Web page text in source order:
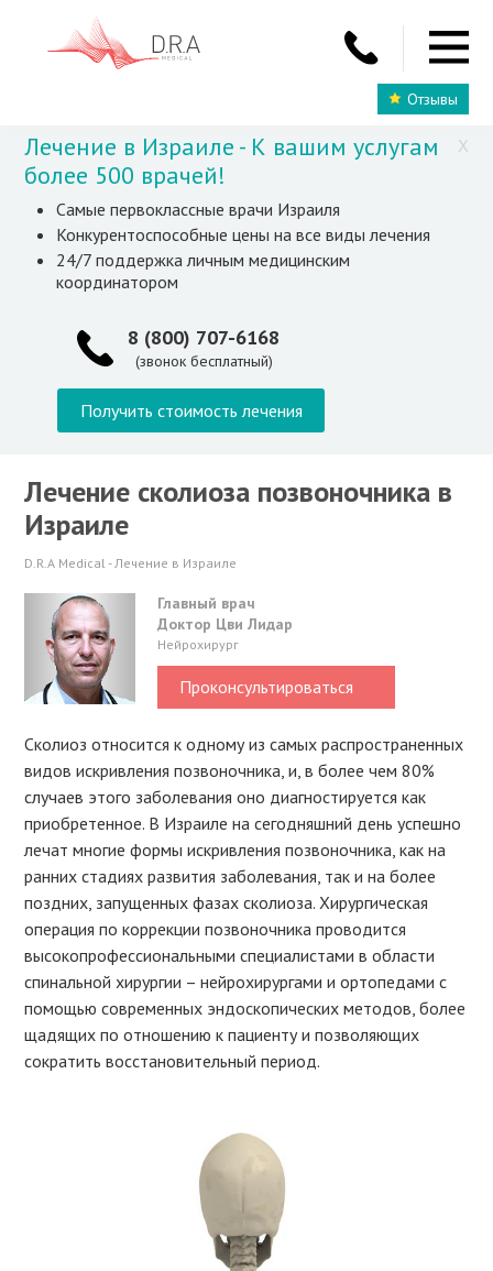
Отзывы
X
Лечение в Израиле - К вашим услугам
более 500 врачей!
Самые первоклассные врачи Израиля
Конкурентоспособные цены на все виды лечения
24/7 поддержка личным медицинским
координатором
8 (800) 707-6168
(звонок бесплатный)
Получить стоимость лечения
Лечение сколиоза позвоночника в
Израиле
D.R.A Medical - Лечение в Израиле
Главный врач
Доктор Цви Лидар
Нейрохирург
Проконсультироваться
Сколиоз относится к одному из самых распространенных
видов искривления позвоночника, и, в более чем 80%
случаев этого заболевания оно диагностируется как
приобретенное. В Израиле на сегодняшний день успешно
лечат многие формы искривления позвоночника, как на
ранних стадиях развития заболевания, так и на более
поздних, запущенных фазах сколиоза. Хирургическая
операция по коррекции позвоночника проводится
высокопрофессиональными специалистами в области
спинальной хирургии – нейрохирургами и ортопедами с
помощью современных эндоскопических методов, более
щадящих по отношению к пациенту и позволяющих
сократить восстановительный период.